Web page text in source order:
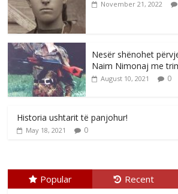
November 21, 2022
Nesër shënohet
Naim Nimonaj me
August 10, 2021 0
Historia ushtarit të panjohur!
May 18, 2021 0
Popular Recent